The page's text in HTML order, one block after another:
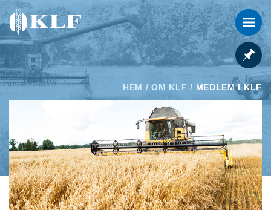
HEM /OM KLF / MEDLEM I KLF